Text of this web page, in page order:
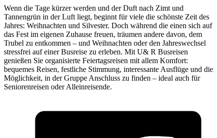
Wenn die Tage kürzer werden und der Duft nach Zimt und
Tannengrün in der Luft liegt, beginnt für viele die schönste Zeit des
Jahres: Weihnachten und Silvester. Doch während die einen sich auf
das Fest im eigenen Zuhause freuen, träumen andere davon, dem
Trubel zu entkommen – und Weihnachten oder den Jahreswechsel
stressfrei auf einer Busreise zu erleben. Mit U& R Busreisen
genießen Sie organisierte Feiertagsreisen mit allem Komfort:
bequemes Reisen, festliche Stimmung, interessante Ausflüge und die
Möglichkeit, in der Gruppe Anschluss zu finden – ideal auch für
Seniorenreisen oder Alleinreisende.